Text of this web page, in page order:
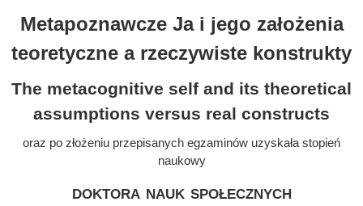
Metapoznawcze Ja i jego założenia
teoretyczne a rzeczywiste konstrukty
The metacognitive self and its theoretical
assumptions versus real constructs
oraz po złożeniu przepisanych egzaminów uzyskała stopień
naukowy
doktora nauk społecznych